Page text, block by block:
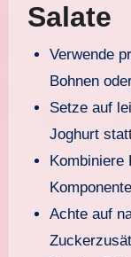
Salate
Verwende
Bohnen
Setze auf
Joghurt
Kombiniere
Achte auf